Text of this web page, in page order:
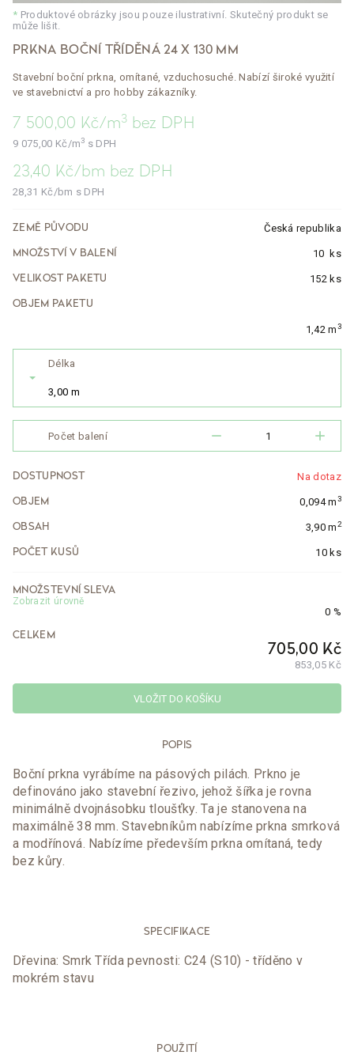
* Produktové obrázky jsou pouze ilustrativní. Skutečný produkt se
může lišit.
PRKNA BOČNÍ TŘÍDĚNÁ 24 X 130 MM
Stavební boční prkna, omítané, vzduchosuché. Nabízí široké využití
ve stavebnictví a pro hobby zákazníky.
7 500,00 Kč/m3 bez DPH
9 075,00 Kč/m3 s DPH
23,40 Kč/bm bez DPH
28,31 Kč/bm s DPH
ZEMĚ PŮVODU Česká republika
MNOŽSTVÍ V BALENÍ 10 ks
VELIKOST PAKETU 152 ks
OBJEM PAKETU
1,42 m3
Délka
3,00 m
Počet balení remove add
DOSTUPNOST Na dotaz
OBJEM 0,094 m3
OBSAH 3,90 m2
POČET KUSŮ 10 ks
MNOŽSTEVNÍ SLEVA
Zobrazit úrovně
0 %
CELKEM
705,00 Kč
853,05 Kč
VLOŽIT DO KOŠÍKU
POPIS
Boční prkna vyrábíme na pásových pilách. Prkno je
definováno jako stavební řezivo, jehož šířka je rovna
minimálně dvojnásobku tloušťky. Ta je stanovena na
maximálně 38 mm. Stavebníkům nabízíme prkna smrková
a modřínová. Nabízíme především prkna omítaná, tedy
bez kůry.
SPECIFIKACE
Dřevina: Smrk Třída pevnosti: C24 (S10) - tříděno v
mokrém stavu
POUŽITÍ